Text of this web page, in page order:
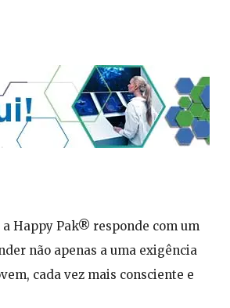
Happy Pak® responde com um
não apenas a uma exigência
cada vez mais consciente e